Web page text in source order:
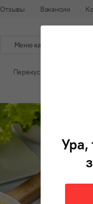
Отзывы Вакансии
Меню кафе
Перекус
Ура,